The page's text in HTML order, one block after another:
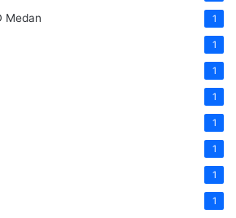
Medan 1
1
1
1
1
1
1
1